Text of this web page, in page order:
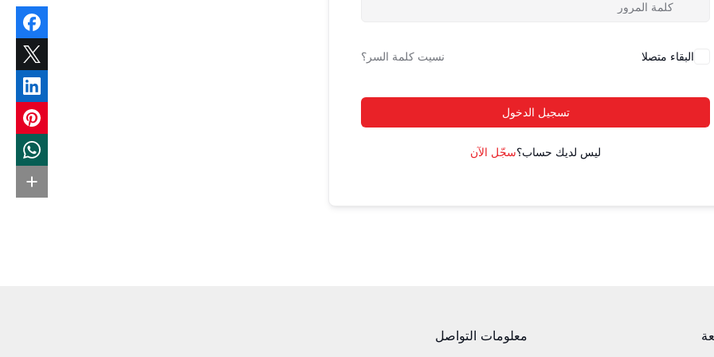
البقاء متصلا نسيت كلمة السر؟
تسجيل الدخول
ليس لديك حساب؟سجّل الآن
معلومات التواصل